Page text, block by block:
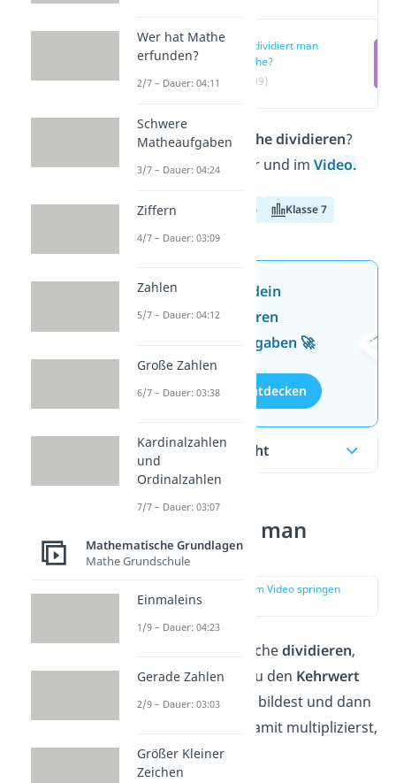
Wie dividiert man
Brüche?
(00:09)
Wie kannst duBrüche dividieren?
Das erfährst du hier und im Video.
Klasse 5 Klasse 6 Klasse 7
Jetzt neu: Teste dein
Wissen mit unseren
kostenlosen Aufgaben 🚀
Aufgaben entdecken
Inhaltsübersicht
Wie dividiert man
Brüche?
zur Stelle im Video springen
Du kannst zwei Brüchedividieren,
also teilen, indem du den Kehrwert
des zweiten Bruchs bildest und dann
den ersten Bruch damit multiplizierst,
also mal rechnest.
Wer hat Mathe
erfunden?
2/7 – Dauer: 04:11
Schwere
Matheaufgaben
3/7 – Dauer: 04:24
Ziffern
4/7 – Dauer: 03:09
Zahlen
5/7 – Dauer: 04:12
Große Zahlen
6/7 – Dauer: 03:38
Kardinalzahlen
und
Ordinalzahlen
7/7 – Dauer: 03:07
Mathematische Grundlagen
Mathe Grundschule
Einmaleins
1/9 – Dauer: 04:23
Gerade Zahlen
2/9 – Dauer: 03:03
Größer Kleiner
Zeichen